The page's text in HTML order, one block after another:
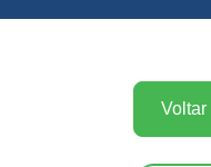
Voltar